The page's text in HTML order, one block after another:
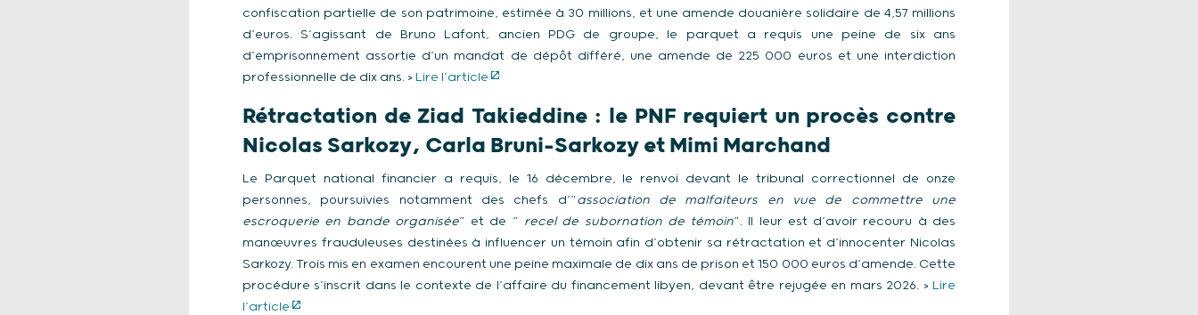
confiscation partielle de son patrimoine, estimée à 30 millions, et une amende douanière solidaire de 4,57 millions
d’euros. S’agissant de Bruno Lafont, ancien PDG de groupe, le parquet a requis une peine de six ans
d’emprisonnement assortie d’un mandat de dépôt différé, une amende de 225 000 euros et une interdiction
professionnelle de dix ans. > Lire l’article
Rétractation de Ziad Takieddine : le PNF requiert un procès contre
Nicolas Sarkozy, Carla Bruni-Sarkozy et Mimi Marchand
Le Parquet national financier a requis, le 16 décembre, le renvoi devant le tribunal correctionnel de onze
personnes, poursuivies notamment des chefs d’“association de malfaiteurs en vue de commettre une
escroquerie en bande organisée” et de “ recel de subornation de témoin”. Il leur est d’avoir recouru à des
manœuvres frauduleuses destinées à influencer un témoin afin d’obtenir sa rétractation et d’innocenter Nicolas
Sarkozy. Trois mis en examen encourent une peine maximale de dix ans de prison et 150 000 euros d’amende. Cette
procédure s’inscrit dans le contexte de l’affaire du financement libyen, devant être rejugée en mars 2026. > Lire
l’article